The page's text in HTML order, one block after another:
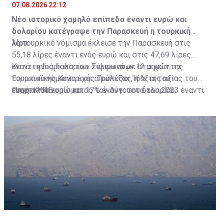
07.08.2026 22:12
Νέο ιστορικό χαμηλό επίπεδο έναντι ευρώ και
δολαρίου κατέγραψε την Παρασκευή η τουρκική
λίρα.
Το τουρκικό νόμισμα έκλεισε την Παρασκευή στις
55,18 λίρες έναντι ενός ευρώ και στις 47,69 λίρες
έναντι ενός δολαρίου. Σύμφωνα με στοιχεία της
Ευρωπαϊκής Κεντρικής Τράπεζας, η αξία του
τουρκικού νομίσματος τον Αύγουστο του 2023 έναντι
λίρες έναντι του ευρώ.
Κατά τη διάρκεια των τελευταίων 12 μηνών, το
τουρκικό νόμισμα έχει απωλέσει 16% της αξίας του
έναντι του ευρώ και 17% έναντι του δολαρίου.
Πηγή: ΚΥΠΕ